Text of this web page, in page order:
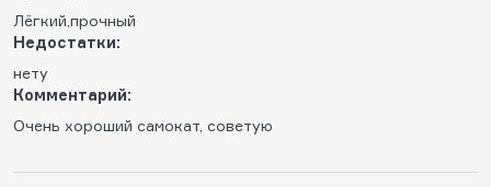
Лёгкий,прочный
Недостатки:
нету
Комментарий:
Очень хороший самокат, советую